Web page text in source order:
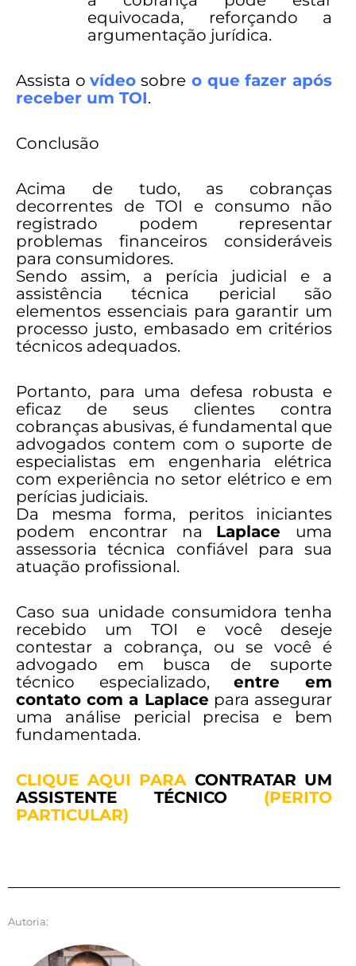
equivocada, reforçando a
argumentação jurídica.
Assista ovídeo sobre o que fazer após
receber um TOI.
Conclusão
Acima de tudo, as cobranças
decorrentes de TOI e consumo não
registrado podem representar
problemas financeiros consideráveis
para consumidores.
Sendo assim, a perícia judicial e a
assistência técnica pericial são
elementos essenciais para garantir um
processo justo, embasado em critérios
técnicos adequados.
Portanto, para uma defesa robusta e
eficaz de seus clientes contra
cobranças abusivas, é fundamental que
advogados contem com o suporte de
especialistas em engenharia elétrica
com experiência no setor elétrico e em
perícias judiciais.
Da mesma forma, peritos iniciantes
podem encontrar na Laplace uma
assessoria técnica confiável para sua
atuação profissional.
Caso sua unidade consumidora tenha
recebido um TOI e você deseje
contestar a cobrança, ou se você é
advogado em busca de suporte
técnico especializado,entre em
contato com a Laplace para assegurar
uma análise pericial precisa e bem
fundamentada.
CLIQUE AQUI PARACONTRATAR UM
ASSISTENTE TÉCNICO
(PERITO
PARTICULAR)
Autoria: